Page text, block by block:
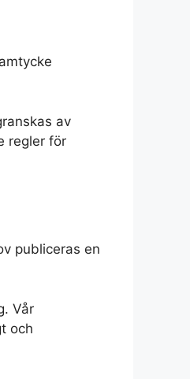
av
regler för
publiceras en
Vår
och